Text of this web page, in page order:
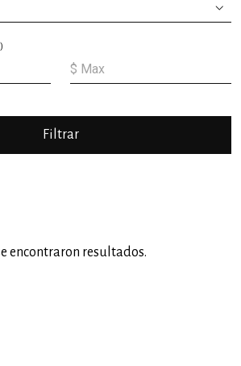
encontraron resultados.